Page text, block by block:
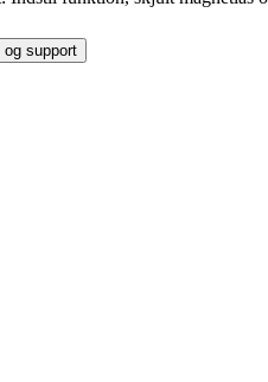
og support